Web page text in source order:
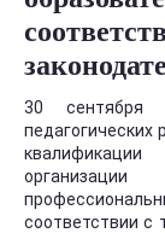
30 сентября
педагогических
соответствии с